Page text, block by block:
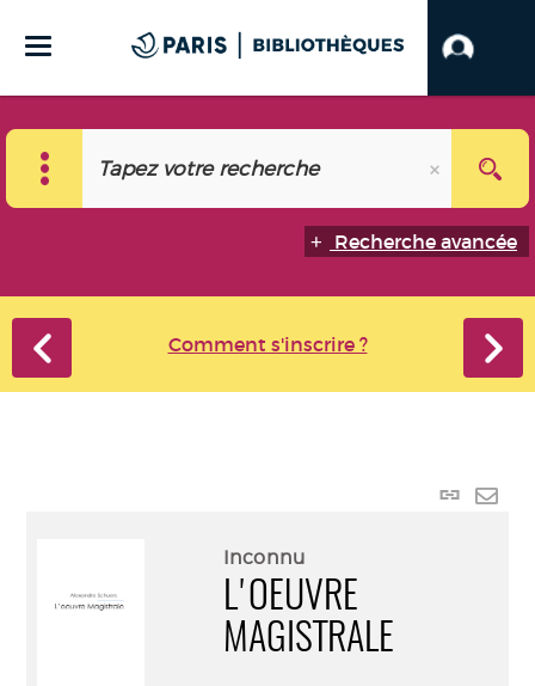
Recherche avancée
Comment s'inscrire ?
Lien
Inconnu
L'OEUVRE
MAGISTRALE